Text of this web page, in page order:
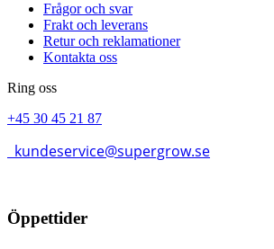
Frågor och svar
Frakt och leverans
Retur och reklamationer
Kontakta oss
Ring oss
+45 30 45 21 87
kundeservice@supergrow.se
Öppettider